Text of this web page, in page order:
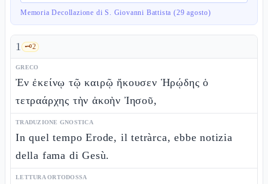
Memoria Decollazione di S. Giovanni Battista (29 agosto)
1 🗝️2
GRECO
Ἐν ἐκείνῳ τῷ καιρῷ ἤκουσεν Ἡρῴδης ὁ
τετραάρχης τὴν ἀκοὴν Ἰησοῦ,
TRADUZIONE GNOSTICA
In quel tempo Erode, il tetràrca, ebbe notizia
della fama di Gesù.
LETTURA ORTODOSSA